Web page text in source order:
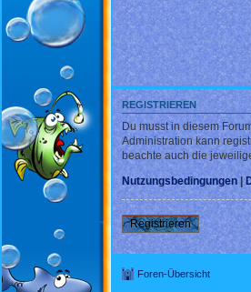
REGISTRIEREN
Du musst in diesem
Administration kann
beachte auch die
Nutzungsbedingungen|
Registrieren
Foren-Übersicht